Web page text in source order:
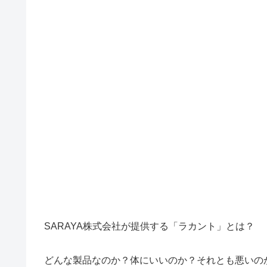
SARAYA株式会社が提供する「ラカント」とは？
どんな製品なのか？体にいいのか？それとも悪いの